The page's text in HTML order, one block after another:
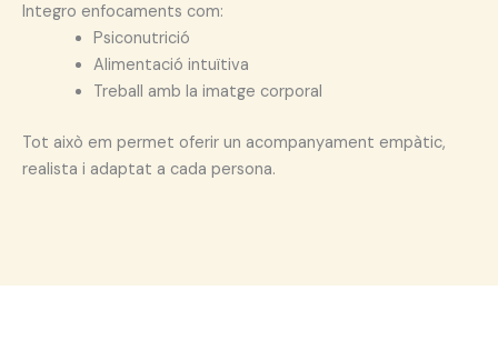
Integro enfocaments com:
Psiconutrició
Alimentació intuïtiva
Treball amb la imatge corporal
Tot això em permet oferir un acompanyament empàtic,
realista i adaptat a cada persona.